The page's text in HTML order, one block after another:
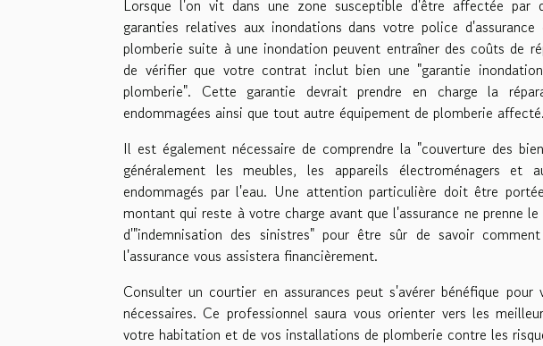
Lorsque l'on vit dans une zone susceptible d'être affectée par
garanties relatives aux inondations dans votre police
plomberie suite à une inondation peuvent entraîner des coûts de
de vérifier que votre contrat inclut bien une "garantie
plomberie". Cette garantie devrait prendre en charge la
endommagées ainsi que tout autre équipement de plomberie affecté.
Il est également nécessaire de comprendre la "couverture des
généralement les meubles, les appareils électroménagers et
endommagés par l'eau. Une attention particulière doit être
montant qui reste à votre charge avant que l'assurance ne prenne
d'"indemnisation des sinistres" pour être sûr de savoir
l'assurance vous assistera financièrement.
Consulter un courtier en assurances peut s'avérer bénéfique
nécessaires. Ce professionnel saura vous orienter vers les
votre habitation et de vos installations de plomberie contre les